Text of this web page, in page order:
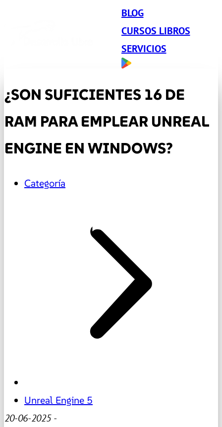
BLOG
CURSOS LIBROS
SERVICIOS
¿SON SUFICIENTES 16 DE
RAM PARA EMPLEAR UNREAL
ENGINE EN WINDOWS?
Categoría
Unreal Engine 5
20-06-2025-